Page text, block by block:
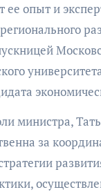
ее опыт и
министра,
за